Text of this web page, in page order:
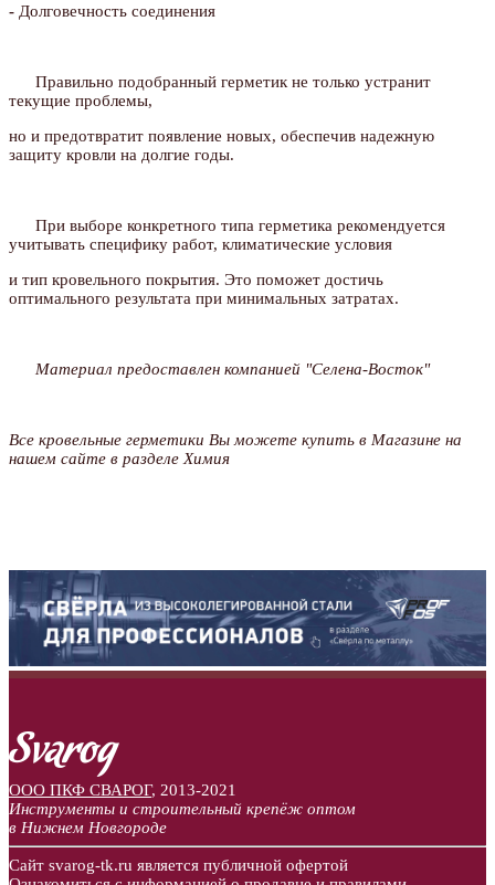
- Долговечность соединения
Правильно подобранный герметик не только устранит
текущие проблемы,
но и предотвратит появление новых, обеспечив надежную
защиту кровли на долгие годы.
При выборе конкретного типа герметика рекомендуется
учитывать специфику работ, климатические условия
и тип кровельного покрытия. Это поможет достичь
оптимального результата при минимальных затратах.
Материал предоставлен компанией "Селена-Восток"
Все кровельные герметики Вы можете купить в Магазине на
нашем сайте в разделе Химия
ООО ПКФ СВАРОГ, 2013-2021
Инструменты и строительный крепёж оптом
в Нижнем Новгороде
Сайт svarog-tk.ru является публичной офертой